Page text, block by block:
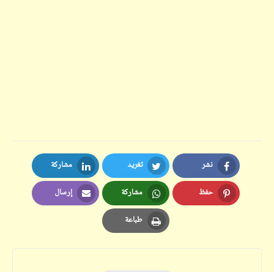
نشر
Facebook
تغريد
Twitter
مشاركة
LinkedIn
حفظ
Pinterest
مشاركة
Whatsapp
إرسال
Email
طباعة
Print